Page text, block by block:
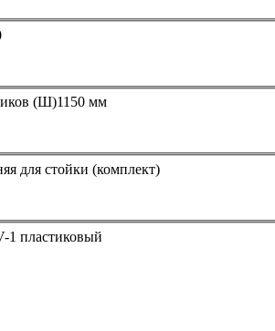
Держатель для ящиков (Ш)1150 мм
для стойки (комплект)
1 пластиковый